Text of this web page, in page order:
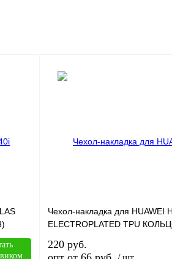
Чехол-накладка для HUAWEI
ELECTROPLATED TPU
220 руб.